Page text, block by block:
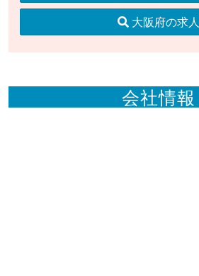
大阪府の求人
会社情報